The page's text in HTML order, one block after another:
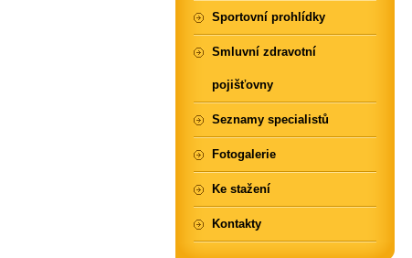
Sportovní prohlídky
Smluvní zdravotní
pojišťovny
Seznamy specialistů
Fotogalerie
Ke stažení
Kontakty